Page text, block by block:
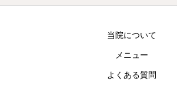
当院について
メニュー
よくある質問